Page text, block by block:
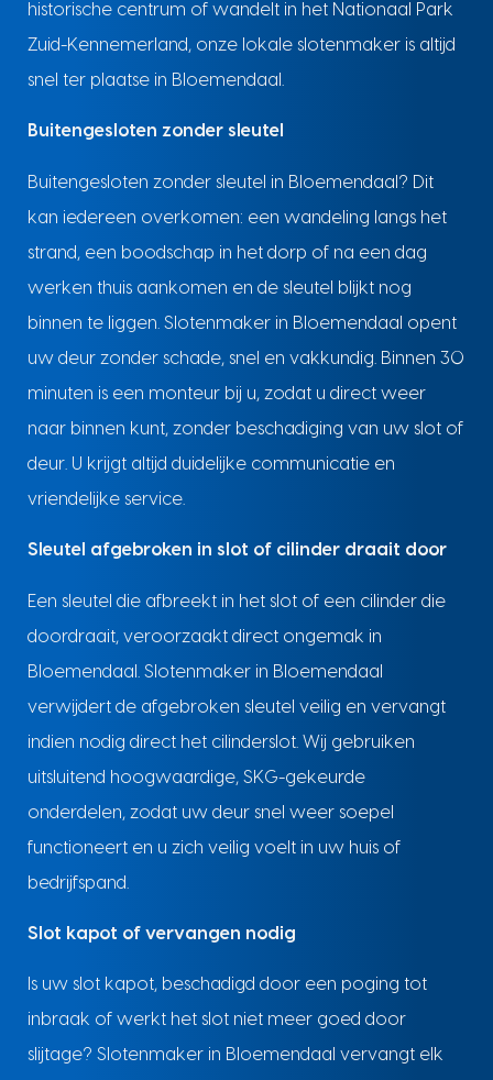
historische centrum of wandelt in het Nationaal Park
Zuid-Kennemerland, onze lokale slotenmaker is altijd
snel ter plaatse in Bloemendaal.
Buitengesloten zonder sleutel
Buitengesloten zonder sleutel in Bloemendaal? Dit
kan iedereen overkomen: een wandeling langs het
strand, een boodschap in het dorp of na een dag
werken thuis aankomen en de sleutel blijkt nog
binnen te liggen. Slotenmaker in Bloemendaal opent
uw deur zonder schade, snel en vakkundig. Binnen 30
minuten is een monteur bij u, zodat u direct weer
naar binnen kunt, zonder beschadiging van uw slot of
deur. U krijgt altijd duidelijke communicatie en
vriendelijke service.
Sleutel afgebroken in slot of cilinder draait door
Een sleutel die afbreekt in het slot of een cilinder die
doordraait, veroorzaakt direct ongemak in
Bloemendaal. Slotenmaker in Bloemendaal
verwijdert de afgebroken sleutel veilig en vervangt
indien nodig direct het cilinderslot. Wij gebruiken
uitsluitend hoogwaardige, SKG-gekeurde
onderdelen, zodat uw deur snel weer soepel
functioneert en u zich veilig voelt in uw huis of
bedrijfspand.
Slot kapot of vervangen nodig
Is uw slot kapot, beschadigd door een poging tot
inbraak of werkt het slot niet meer goed door
slijtage? Slotenmaker in Bloemendaal vervangt elk